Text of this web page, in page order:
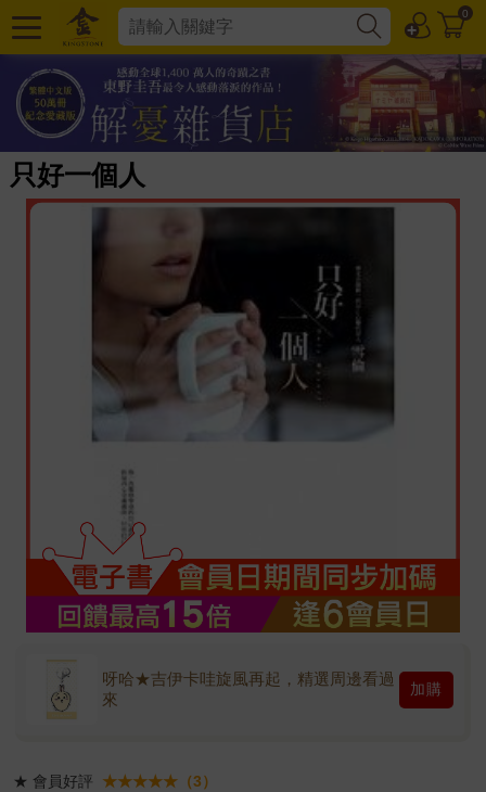
0
只好一個人
呀哈★吉伊卡哇旋風再起，精選周邊看過
來
加購
★ 會員好評
★★★★★（3）